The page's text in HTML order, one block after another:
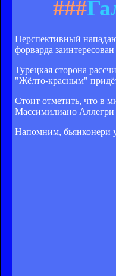
###
Перспективный
форварда
Турецкая сторона
"Жёлто-красным"
Стоит отметить, что в
Массимилиано Аллегри
Напомним, бьянконери